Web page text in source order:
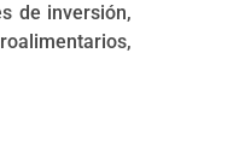
de inversión,